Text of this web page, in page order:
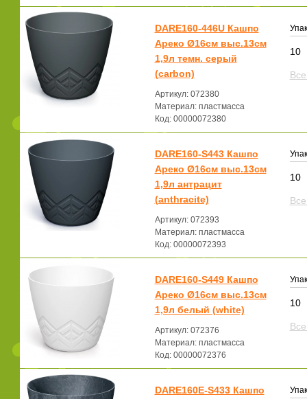
DARE160-446U Кашпо
Ареко Ø16см выс.13см
1,9л темн. серый
(carbon)
Артикул: 072380
Материал: пластмасса
Код: 00000072380
10
DARE160-S443 Кашпо
Ареко Ø16см выс.13см
1,9л антрацит
(anthracite)
Артикул: 072393
Материал: пластмасса
Код: 00000072393
10
DARE160-S449 Кашпо
Ареко Ø16см выс.13см
1,9л белый (white)
Артикул: 072376
Материал: пластмасса
Код: 00000072376
10
DARE160E-S433 Кашпо